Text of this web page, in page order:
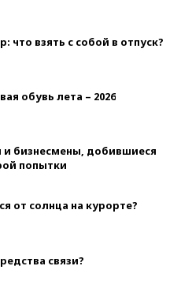
взять с собой в отпуск?
обувь лета – 2026
и бизнесмены, добившиеся
попытки
от солнца на курорте?
связи?